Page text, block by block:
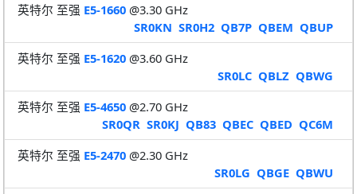
英特尔 至强 E5-1660 @3.30 GHz
SR0KN SR0H2 QB7P QBEM QBUP
英特尔 至强 E5-1620 @3.60 GHz
SR0LC QBLZ QBWG
英特尔 至强 E5-4650 @2.70 GHz
SR0QR SR0KJ QB83 QBEC QBED QC6M
英特尔 至强 E5-2470 @2.30 GHz
SR0LG QBGE QBWU